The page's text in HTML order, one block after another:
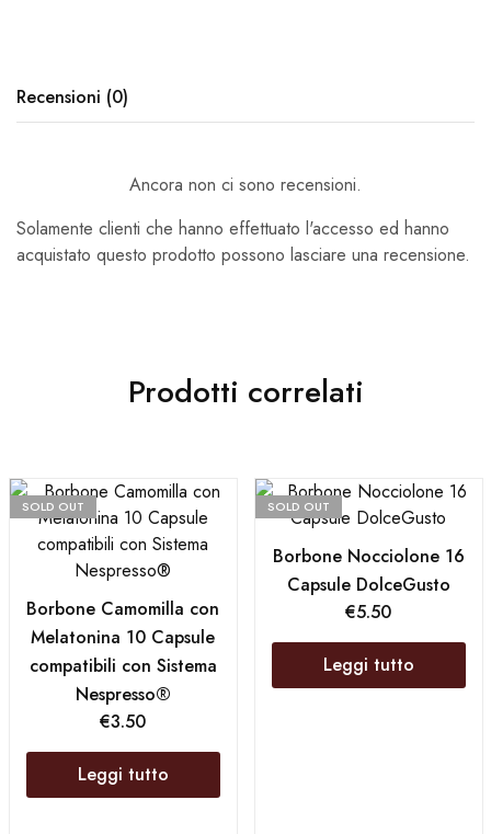
Recensioni (0)
Ancora non ci sono recensioni.
Solamente clienti che hanno effettuato l'accesso ed hanno
acquistato questo prodotto possono lasciare una recensione.
Prodotti correlati
SOLD OUT
Borbone Camomilla con
Melatonina 10 Capsule
compatibili con Sistema
Nespresso®
€3.50
Leggi tutto
SOLD OUT
Borbone Nocciolone 16
Capsule DolceGusto
€5.50
Leggi tutto